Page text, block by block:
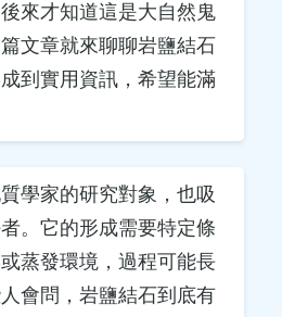
來才知道這是大自然鬼
文章就來聊聊岩鹽結石
到實用資訊，希望能滿
學家的研究對象，也吸
。它的形成需要特定條
蒸發環境，過程可能長
會問，岩鹽結石到底有